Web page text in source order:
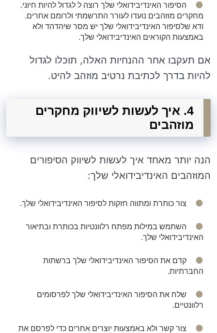
הסיפור האינדיבידואלי שלך רוצה ל לגדול להיות חיוני.
מחקרים מוזהבים נועדו לעורר התרשמתי ולרומם אחרים.
ודא שלסיפור האינדיבידואלי שלך יש מסר שיהדהד ולא
באמצעות הקוראים האינדיבידואלי שלך.
אם תעקבו אחר ההנחיות האלה, תוכלו לגדול
להיות בדרך לכתיבת נרטיב מוזהב להיט.
4. איך לעשות לשיווק מחקרים
מוזהבים
הנה יותר מאחד איך לעשות לשיווק הסיפורים
המוזהבים האינדיבידואלי שלך:
צור כותרת ומתווה חזקות לסיפור האינדיבידואלי שלך.
השתמש במילות מפתח רלוונטיות בכותרת ובתיאור
האינדיבידואלי שלך.
קדם את הסיפור האינדיבידואלי שלך ברשתות
החברתיות.
שלח את הסיפור האינדיבידואלי שלך לפרסומים
רלוונטיים.
צור קשר ולא באמצעות יוצרים אחרים כדי לפרסם את